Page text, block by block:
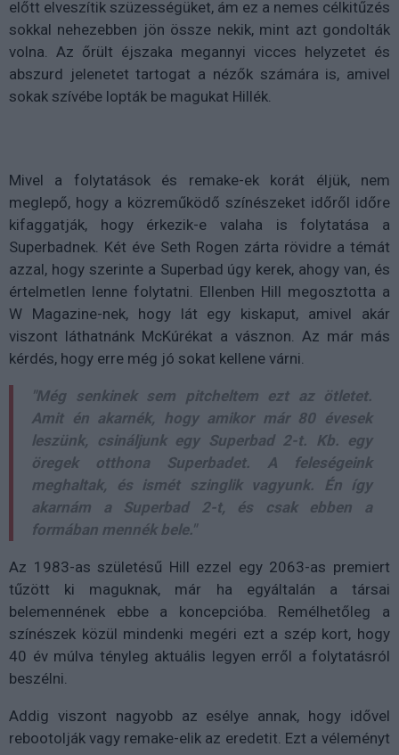
előtt elveszítik szüzességüket, ám ez a nemes célkitűzés
sokkal nehezebben jön össze nekik, mint azt gondolták
volna. Az őrült éjszaka megannyi vicces helyzetet és
abszurd jelenetet tartogat a nézők számára is, amivel
sokak szívébe lopták be magukat Hillék.
Mivel a folytatások és remake-ek korát éljük, nem
meglepő, hogy a közreműködő színészeket időről időre
kifaggatják, hogy érkezik-e valaha is folytatása a
Superbadnek. Két éve Seth Rogen zárta rövidre a témát
azzal, hogy szerinte a Superbad úgy kerek, ahogy van, és
értelmetlen lenne folytatni. Ellenben Hill megosztotta a
W Magazine-nek, hogy lát egy kiskaput, amivel akár
viszont láthatnánk McKúrékat a vásznon. Az már más
kérdés, hogy erre még jó sokat kellene várni.
"Még senkinek sem pitcheltem ezt az ötletet.
Amit én akarnék, hogy amikor már 80 évesek
leszünk, csináljunk egy Superbad 2-t. Kb. egy
öregek otthona Superbadet. A feleségeink
meghaltak, és ismét szinglik vagyunk. Én így
akarnám a Superbad 2-t, és csak ebben a
formában mennék bele."
Az 1983-as születésű Hill ezzel egy 2063-as premiert
tűzött ki maguknak, már ha egyáltalán a társai
belemennének ebbe a koncepcióba. Remélhetőleg a
színészek közül mindenki megéri ezt a szép kort, hogy
40 év múlva tényleg aktuális legyen erről a folytatásról
beszélni.
Addig viszont nagyobb az esélye annak, hogy idővel
rebootolják vagy remake-elik az eredetit. Ezt a véleményt